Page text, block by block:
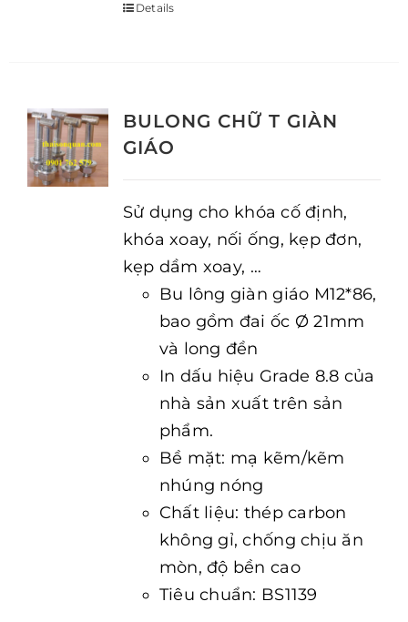
Details
BULONG CHỮ T GIÀN
GIÁO
Sử dụng cho khóa cố định,
khóa xoay, nối ống, kẹp đơn,
kẹp dầm xoay, …
Bu lông giàn giáo M12*86,
bao gồm đai ốc Ø 21mm
và long đền
In dấu hiệu Grade 8.8 của
nhà sản xuất trên sản
phẩm.
Bề mặt: mạ kẽm/kẽm
nhúng nóng
Chất liệu: thép carbon
không gỉ, chống chịu ăn
mòn, độ bền cao
Tiêu chuẩn: BS1139